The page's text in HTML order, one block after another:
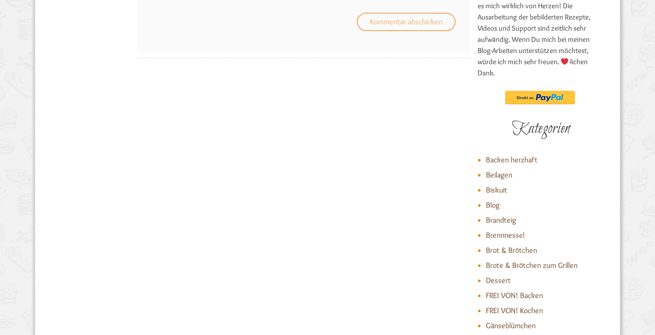
es mich wirklich von Herzen! Die
Ausarbeitung der bebilderten Rezepte,
Videos und Support sind zeitlich sehr
aufwändig. Wenn Du mich bei meinen
Blog-Arbeiten unterstützen möchtest,
würde ich mich sehr freuen.
-lichen
Dank.
Kategorien
Backen herzhaft
Beilagen
Biskuit
Blog
Brandteig
Brennnessel
Brot & Brötchen
Brote & Brötchen zum Grillen
Dessert
FREI VON! Backen
FREI VON! Kochen
Gänseblümchen